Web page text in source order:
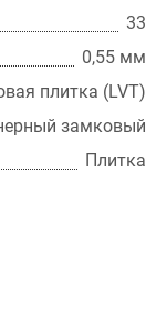
33
0,55 мм
плитка (LVT)
замковый
Плитка